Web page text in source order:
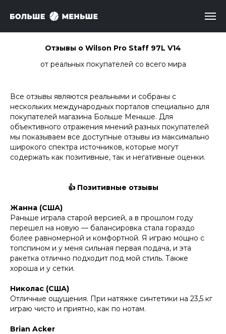
Отзывы о Wilson Pro Staff 97L V14
от реальных покупателей со всего мира
Все отзывы являются реальными и собраны с
нескольких международных порталов специально для
покупателей магазина Больше Меньше. Для
объективного отражения мнений разных покупателей
мы показываем все доступные отзывы из максимально
широкого спектра источников, которые могут
содержать как позитивные, так и негативные оценки.
👍 Позитивные отзывы
Жанна (США)
Раньше играла старой версией, а в прошлом году
перешел на новую — балансировка стала гораздо
более равномерной и комфортной. Я играю мощно с
топспином и у меня сильная первая подача, и эта
ракетка отлично подходит под мой стиль. Также
хороша и у сетки.
Николас (США)
Отличные ощущения. При натяжке синтетики на 23,5 кг
играю чисто и приятно, как по нотам.
Brian Acker